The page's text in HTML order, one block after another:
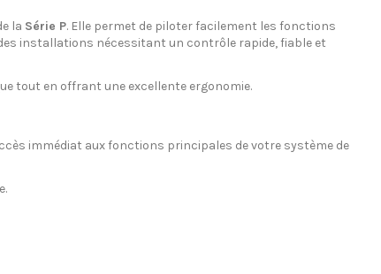
la Série P. Elle permet de piloter facilement les fonctions
installations nécessitant un contrôle rapide, fiable et
tout en offrant une excellente ergonomie.
immédiat aux fonctions principales de votre système de